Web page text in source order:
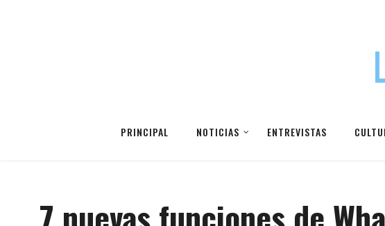
PRINCIPAL NOTICIAS ENTREVISTAS